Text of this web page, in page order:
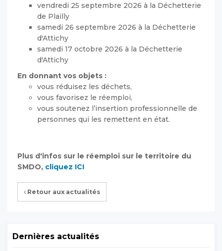
vendredi 25 septembre 2026 à la Déchetterie
de Plailly
samedi 26 septembre 2026 à la Déchetterie
d'Attichy
samedi 17 octobre 2026 à la Déchetterie
d'Attichy
En donnant vos objets :
vous réduisez les déchets,
vous favorisez le réemploi,
vous soutenez l’insertion professionnelle de
personnes qui les remettent en état.
Plus d'infos sur le réemploi sur le territoire du
SMDO, cliquez ICI
Retour aux actualités
Dernières actualités